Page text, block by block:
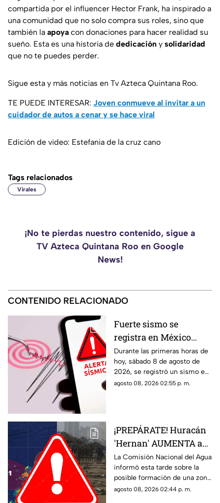
compartida por el influencer Hector Frank, ha inspirado a
una comunidad que no solo compra sus roles, sino que
también la apoya con donaciones para hacer realidad su
sueño. Esta es una historia de dedicación y solidaridad
que no te puedes perder.
Sigue esta y más noticias en Tv Azteca Quintana Roo.
TE PUEDE INTERESAR: Joven conmueve al invitar a un
cuidador de autos a cenar y se hace viral
Edición de video: Estefania de la cruz cano
Tags relacionados
Virales
¡No te pierdas nuestro contenido, sigue a
TV Azteca Quintana Roo en Google
News!
CONTENIDO RELACIONADO
Fuerte sismo se
registra en México
HOY, sábado 8 de
agosto de 2026: ¿Dónde
fue el epicentro del
temblor de este día?
Durante las primeras horas de
hoy, sábado 8 de agosto de
2026, se registró un sismo en
México. Te decimos en donde
agosto 08, 2026 02:55 p. m.
¡PREPÁRATE! Huracán
'Hernan' AUMENTA a
70% su probabilidad de
desarrollo y esta es la
ubicación exacta del
potencial ciclón
La Comisión Nacional del Agua
informó esta tarde sobre la
posible formación de una zona
de baja presión con potencial
agosto 08, 2026 02:44 p. m.